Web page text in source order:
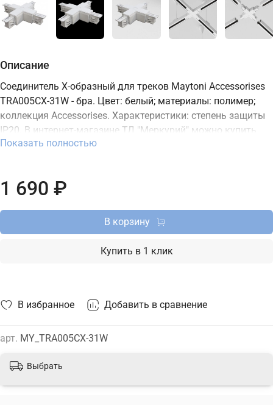
В избранное Добавить в сравнение
арт. MY_TRA005CX-31W
Описание
Соединитель X-образный для треков Maytoni Accessorises
TRA005CX-31W - бра. Цвет: белый; материалы: полимер;
коллекция Accessorises. Характеристики: степень защиты
IP20. В интернет-магазине ТД "Меркурий" можно купить
бра Maytoni с доставкой по Москве, Санкт-Петербургу и
Показать полностью
1 690 ₽
В корзину
Купить в 1 клик
Выбрать